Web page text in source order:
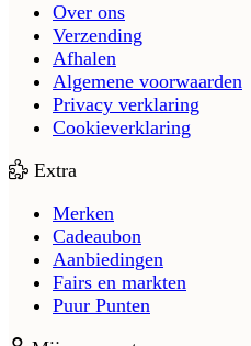
Over ons
Verzending
Afhalen
Algemene voorwaarden
Privacy verklaring
Cookieverklaring
Extra
Merken
Cadeaubon
Aanbiedingen
Fairs en markten
Puur Punten